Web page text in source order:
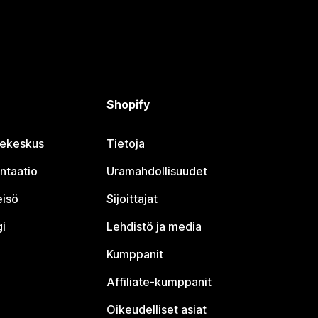
Shopify
Tietoja
Uramahdollisuudet
Sijoittajat
Lehdistö ja media
Kumppanit
Affiliate-kumppanit
Oikeudelliset asiat